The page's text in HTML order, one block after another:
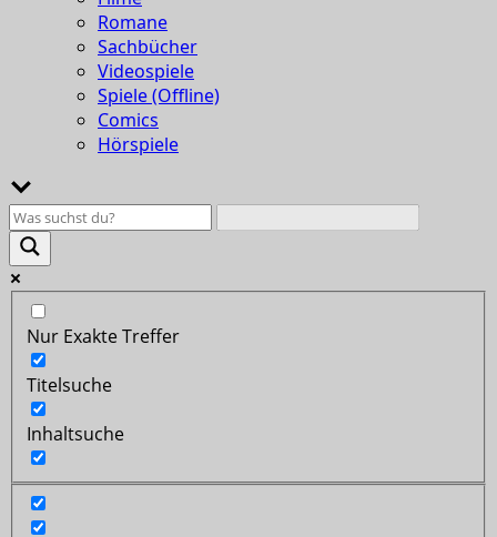
Romane
Sachbücher
Videospiele
Spiele (Offline)
Comics
Hörspiele
Nur Exakte Treffer
Titelsuche
Inhaltsuche